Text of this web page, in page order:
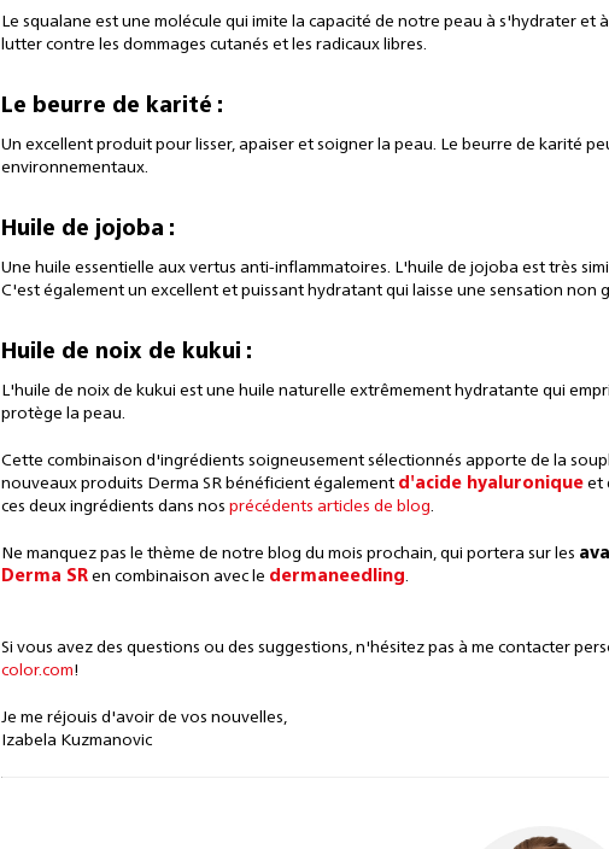
Le squalane est une molécule qui imite la capacité de notre peau à s'hydrater
lutter contre les dommages cutanés et les radicaux libres.
Le beurre de karité :
Un excellent produit pour lisser, apaiser et soigner la peau. Le beurre de karité
environnementaux.
Huile de jojoba :
Une huile essentielle aux vertus anti-inflammatoires. L'huile de jojoba est très
C'est également un excellent et puissant hydratant qui laisse une sensation non
Huile de noix de kukui :
L'huile de noix de kukui est une huile naturelle extrêmement hydratante qui
protège la peau.
Cette combinaison d'ingrédients soigneusement sélectionnés apporte de la
nouveaux produits Derma SR bénéficient également d'acide hyaluronique et
ces deux ingrédients dans nos précédents articles de blog.
Ne manquez pas le thème de notre blog du mois prochain, qui portera sur les
Derma SR en combinaison avec le dermaneedling.
Si vous avez des questions ou des suggestions, n'hésitez pas à me contacter
color.com!
Je me réjouis d'avoir de vos nouvelles,
Izabela Kuzmanovic